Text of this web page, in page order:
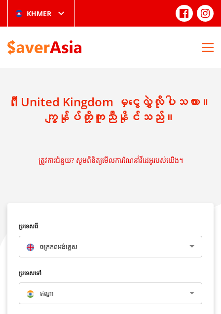
KHMER
ពី United Kingdom မှငွေလွှဲလိုပါသလား။
ကျွန်ုပ်တို့ကူညီနိုင်သည်။
ត្រូវការជំនួយ? សូមពិនិត្យមើលការណែនាំវីដេអូរបស់យើង។
ប្រទេសពី
ចក្រភពអង់គ្លេស
ប្រទេសទៅ
ឥណ្ឌា